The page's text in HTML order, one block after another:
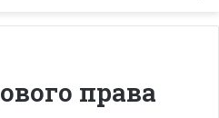
права